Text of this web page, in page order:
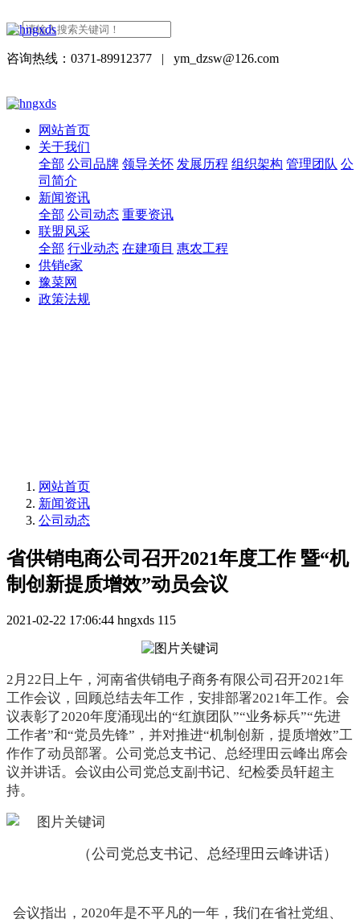
咨询热线：0371-89912377 | ym_dzsw@126.com
网站首页
关于我们
全部 公司品牌 领导关怀 发展历程 组织架构 管理团队 公
司简介
新闻资讯
全部 公司动态 重要资讯
联盟风采
全部 行业动态 在建项目 惠农工程
供销e家
豫菜网
政策法规
网站首页
新闻资讯
公司动态
省供销电商公司召开2021年度工作 暨“机
制创新提质增效”动员会议
2021-02-22 17:06:44 hngxds 115
2 月 22 日上午，河南省供销电子商务有限公司召开2021年
工作会议，回顾总结去年工作，安排部署2021年工作。会
议表彰了2020年度涌现出的“红旗团队”“业务标兵”“先进
工作者”和“党员先锋” ，并对推进“机制创新，提质增效”工
作作了动员部署。 公司党总支书记、总经理田云峰出席会
议并讲话。会议由公司党总支副书记、纪检委员轩超主
持。
（公司党总支书记、总经理田云峰讲话）
会议指出， 2020年是不平凡的一年，我们在省社党组、